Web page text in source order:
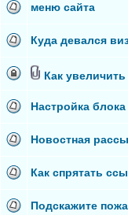
меню сайта
Куда девался
Как
Настройка
Новостная
Как спрятать
Подскажите